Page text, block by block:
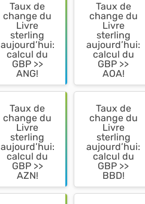
Taux de
change du
Livre
sterling
aujourd’hui:
calcul du
GBP >>
ANG!
Taux de
change du
Livre
sterling
aujourd’hui:
calcul du
GBP >>
AOA!
Taux de
change du
Livre
sterling
aujourd’hui:
calcul du
GBP >>
AZN!
Taux de
change du
Livre
sterling
aujourd’hui:
calcul du
GBP >>
BBD!